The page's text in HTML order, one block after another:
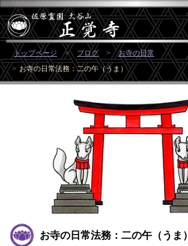
トップページ ブログ
お寺の日常
お寺の日常法務：二の午（うま）
お寺の日常法務：二の午（うま）